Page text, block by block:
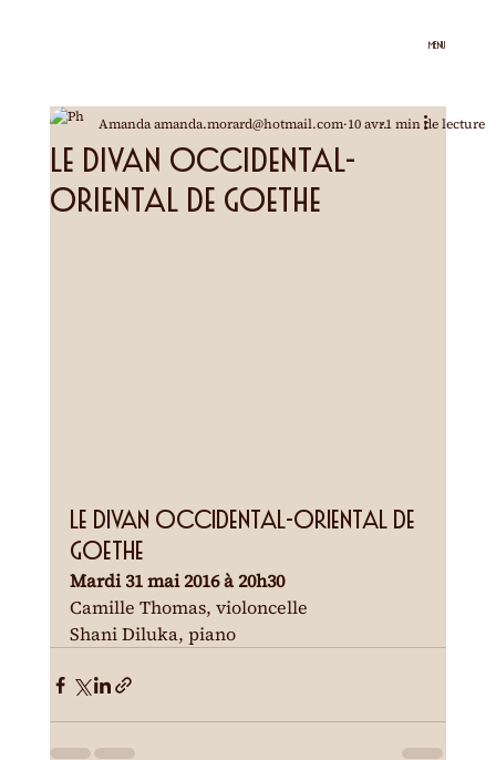
MENU
Le Divan Occidental-
Oriental de Goethe
Amanda amanda.morard@hotmail.com 10 avr.1 min de lecture
Le Divan Occidental-Oriental de
Goethe
Mardi 31 mai 2016 à 20h30
Camille Thomas, violoncelle
Shani Diluka, piano